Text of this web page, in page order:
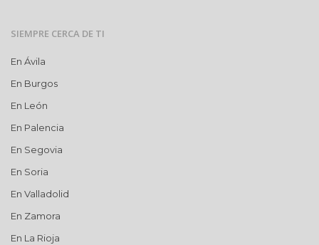
SIEMPRE CERCA DE TI
En Ávila
En Burgos
En León
En Palencia
En Segovia
En Soria
En Valladolid
En Zamora
En La Rioja